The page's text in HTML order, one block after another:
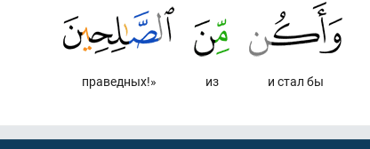
и стал бы
из
праведных!»